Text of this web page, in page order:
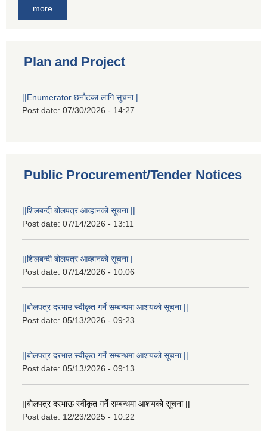
more
Plan and Project
||Enumerator छनौटका लागि सूचना |
Post date: 07/30/2026 - 14:27
Public Procurement/Tender Notices
||शिलबन्दी बोलपत्र आव्हानको सूचना ||
Post date: 07/14/2026 - 13:11
||शिलबन्दी बोलपत्र आव्हानको सूचना |
Post date: 07/14/2026 - 10:06
||बोलपत्र दरभाउ स्वीकृत गर्ने सम्बन्धमा आशयको सूचना ||
Post date: 05/13/2026 - 09:23
||बोलपत्र दरभाउ स्वीकृत गर्ने सम्बन्धमा आशयको सूचना ||
Post date: 05/13/2026 - 09:13
||बोलपत्र दरभाऊ स्वीकृत गर्ने सम्बन्धमा आशयको सूचना ||
Post date: 12/23/2025 - 10:22